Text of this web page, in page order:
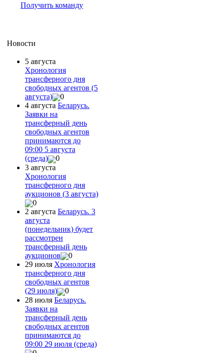
Получить команду
Новости
5 августа
Хронология
трансферного дня
свободных агентов (5
августа)
0
4 августа Беларусь.
Заявки на
трансферный день
свободных агентов
принимаются до
09:00 5 августа
(среда)
0
3 августа
Хронология
трансферного дня
аукционов (3 августа)
0
2 августа Беларусь. 3
августа
(понедельник) будет
рассмотрен
трансферный день
аукционов
0
29 июля Хронология
трансферного дня
свободных агентов
(29 июля)
0
28 июля Беларусь.
Заявки на
трансферный день
свободных агентов
принимаются до
09:00 29 июля (среда)